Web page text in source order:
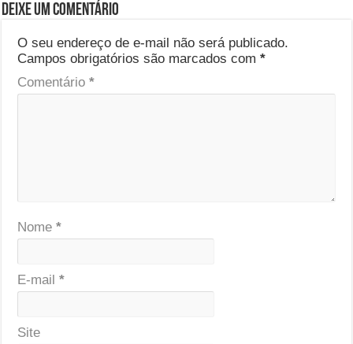
Deixe um comentário
O seu endereço de e-mail não será publicado.
Campos obrigatórios são marcados com*
Comentário*
Nome*
E-mail*
Site